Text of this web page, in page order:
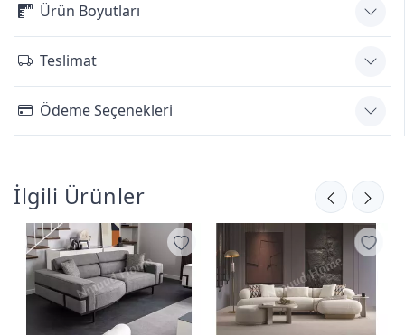
Ürün Boyutları
Teslimat
Ödeme Seçenekleri
İlgili Ürünler